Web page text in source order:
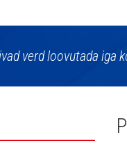
verd loovutada iga